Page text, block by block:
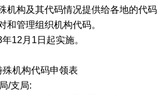
机构及其代码情况提供给各地的代码
和管理组织机构代码。
12月1日起实施。
殊机构代码申领表
/支局: